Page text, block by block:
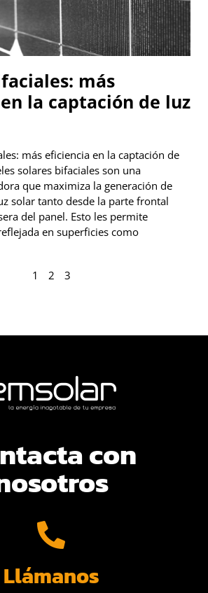
más
la captación de luz
más eficiencia en la captación de
solares bifaciales son una
que maximiza la generación de
solar tanto desde la parte frontal
del panel. Esto les permite
en superficies como
1 2 3
con
Llámanos